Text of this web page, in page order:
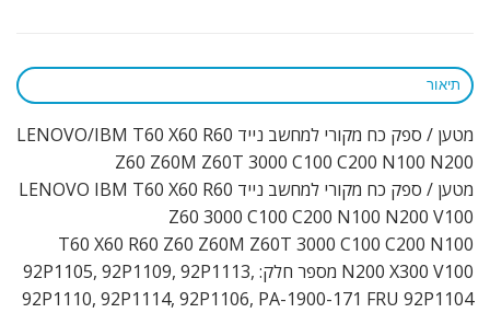
תיאור
מטען / ספק כח מקורי למחשב נייד LENOVO/IBM T60 X60 R60
Z60 Z60M Z60T 3000 C100 C200 N100 N200
מטען / ספק כח מקורי למחשב נייד LENOVO IBM T60 X60 R60
Z60 3000 C100 C200 N100 N200 V100
T60 X60 R60 Z60 Z60M Z60T 3000 C100 C200 N100
N200 X300 V100 מספר חלק: 92P1105, 92P1109, 92P1113,
92P1110, 92P1114, 92P1106, PA-1900-171 FRU 92P1104